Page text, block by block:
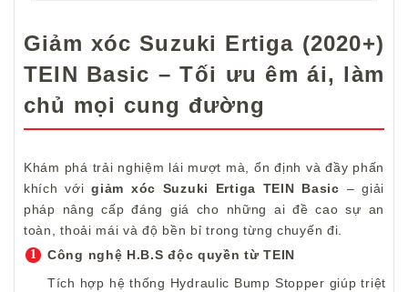
Giảm xóc Suzuki Ertiga (2020+)
TEIN Basic – Tối ưu êm ái, làm
chủ mọi cung đường
Khám phá trải nghiệm lái mượt mà, ổn định và đầy phấn
khích vớigiảm xóc Suzuki Ertiga TEIN Basic – giải
pháp nâng cấp đáng giá cho những ai đề cao sự an
toàn, thoải mái và độ bền bỉ trong từng chuyến đi.
Công nghệ H.B.S độc quyền từ TEIN
Tích hợp hệ thống Hydraulic Bump Stopper giúp triệt